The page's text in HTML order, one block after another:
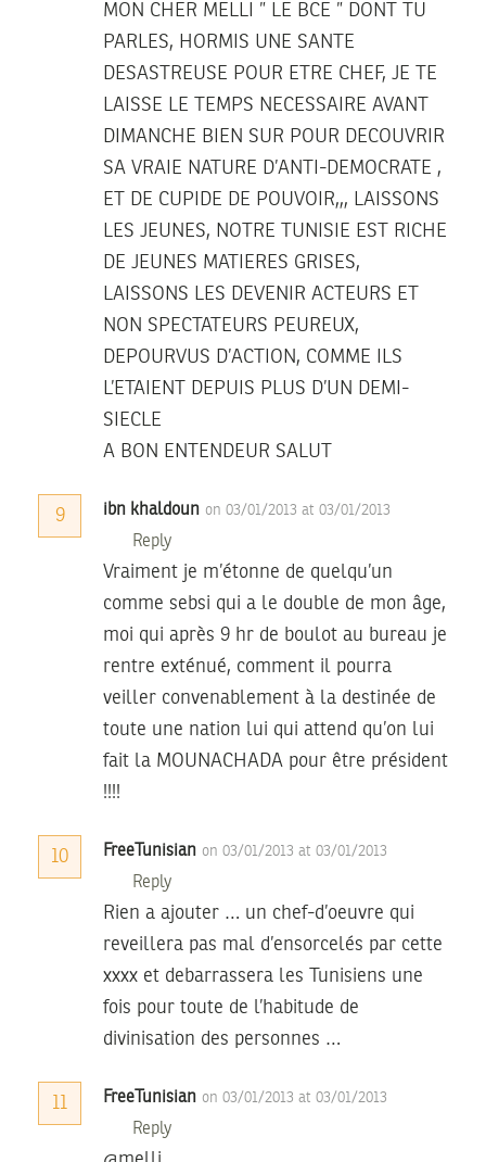
MON CHER MELLI ” LE BCE ” DONT TU
PARLES, HORMIS UNE SANTE
DESASTREUSE POUR ETRE CHEF, JE TE
LAISSE LE TEMPS NECESSAIRE AVANT
DIMANCHE BIEN SUR POUR DECOUVRIR
SA VRAIE NATURE D’ANTI-DEMOCRATE ,
ET DE CUPIDE DE POUVOIR,,, LAISSONS
LES JEUNES, NOTRE TUNISIE EST RICHE
DE JEUNES MATIERES GRISES,
LAISSONS LES DEVENIR ACTEURS ET
NON SPECTATEURS PEUREUX,
DEPOURVUS D’ACTION, COMME ILS
L’ETAIENT DEPUIS PLUS D’UN DEMI-
SIECLE
A BON ENTENDEUR SALUT
9 ibn khaldoun on 03/01/2013 at 03/01/2013
Reply
Vraiment je m’étonne de quelqu’un
comme sebsi qui a le double de mon âge,
moi qui après 9 hr de boulot au bureau je
rentre exténué, comment il pourra
veiller convenablement à la destinée de
toute une nation lui qui attend qu’on lui
fait la MOUNACHADA pour être président
!!!!
10 FreeTunisian on 03/01/2013 at 03/01/2013
Reply
Rien a ajouter … un chef-d’oeuvre qui
reveillera pas mal d’ensorcelés par cette
xxxx et debarrassera les Tunisiens une
fois pour toute de l’habitude de
divinisation des personnes …
11 FreeTunisian on 03/01/2013 at 03/01/2013
Reply